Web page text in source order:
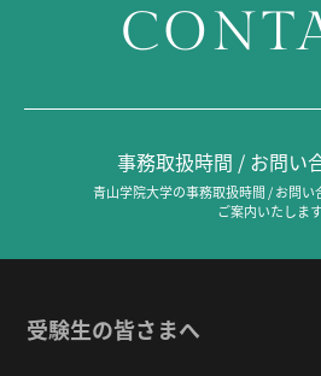
事務取扱時間 / お問い
青山学院大学の事務取扱時間 / お問い
ご案内いたしま
受験生の皆さまへ